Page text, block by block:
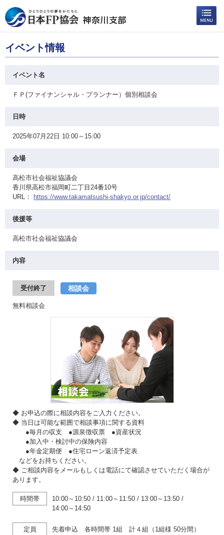
イベント情報
イベント名
ＦＰ(ファイナンシャル・プランナー）個別相談会
日時
2025年07月22日 10:00～15:00
会場
高松市社会福祉協議会
香川県高松市福岡町二丁目24番10号
URL：
https://www.takamatsushi-shakyo.or.jp/contact/
後援等
高松市社会福祉協議会
内容
受付終了 相談会
無料相談会
◆ お申込の際に相談内容をご入力ください。
◆ 当日は可能な範囲で相談事項に関する資料
●毎月の収支 ●源泉徴収票 ●資産状況
●加入中・検討中の保険内容
●年金定期便 ●住宅ローン返済予定表
などをお持ちください。
◆ ご相談内容をメールもしくは電話にて確認させていただく場合が
あります。
時間帯 10:00～10:50 / 11:00～11:50 / 13:00～13:50 /
14:00～14:50
定員 先着申込 各時間帯 1組 計４組（1組様 50分間）